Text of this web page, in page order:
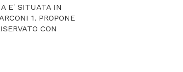
E' SITUATA IN
1. PROPONE
CON